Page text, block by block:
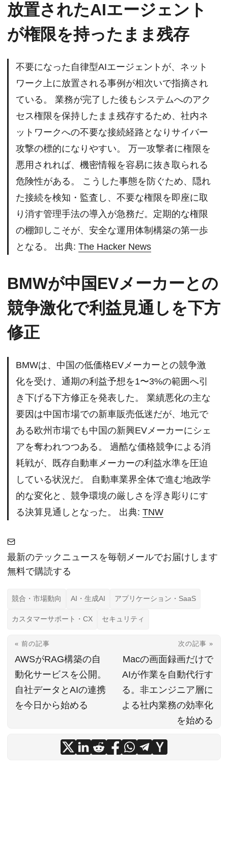
放置されたAIエージェント
が権限を持ったまま残存
不要になった自律型AIエージェントが、ネット
ワーク上に放置される事例が相次いで指摘され
ている。 業務が完了した後もシステムへのアク
セス権限を保持したまま残存するため、社内ネ
ットワークへの不要な接続経路となりサイバー
攻撃の標的になりやすい。 万一攻撃者に権限を
悪用されれば、機密情報を容易に抜き取られる
危険性がある。 こうした事態を防ぐため、隠れ
た接続を検知・監査し、不要な権限を即座に取
り消す管理手法の導入が急務だ。定期的な権限
の棚卸しこそが、安全な運用体制構築の第一歩
となる。 出典: The Hacker News
BMWが中国EVメーカーとの
競争激化で利益見通しを下方
修正
BMWは、中国の低価格EVメーカーとの競争激
化を受け、通期の利益予想を1〜3%の範囲へ引
き下げる下方修正を発表した。 業績悪化の主な
要因は中国市場での新車販売低迷だが、地元で
ある欧州市場でも中国の新興EVメーカーにシェ
アを奪われつつある。 過酷な価格競争による消
耗戦が、既存自動車メーカーの利益水準を圧迫
している状況だ。 自動車業界全体で進む地政学
的な変化と、競争環境の厳しさを浮き彫りにす
る決算見通しとなった。 出典: TNW
最新のテックニュースを毎朝メールでお届けします
無料で購読する
競合・市場動向 AI・生成AI アプリケーション・SaaS
カスタマーサポート・CX セキュリティ
« 前の記事
AWSがRAG構築の自
動化サービスを公開。
自社データとAIの連携
を今日から始める
次の記事 »
Macの画面録画だけで
AIが作業を自動代行す
る。非エンジニア層に
よる社内業務の効率化
を始める